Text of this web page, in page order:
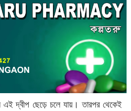
এই দ্বীপ ছেড়ে চলে যায়। তারপর থেকেই